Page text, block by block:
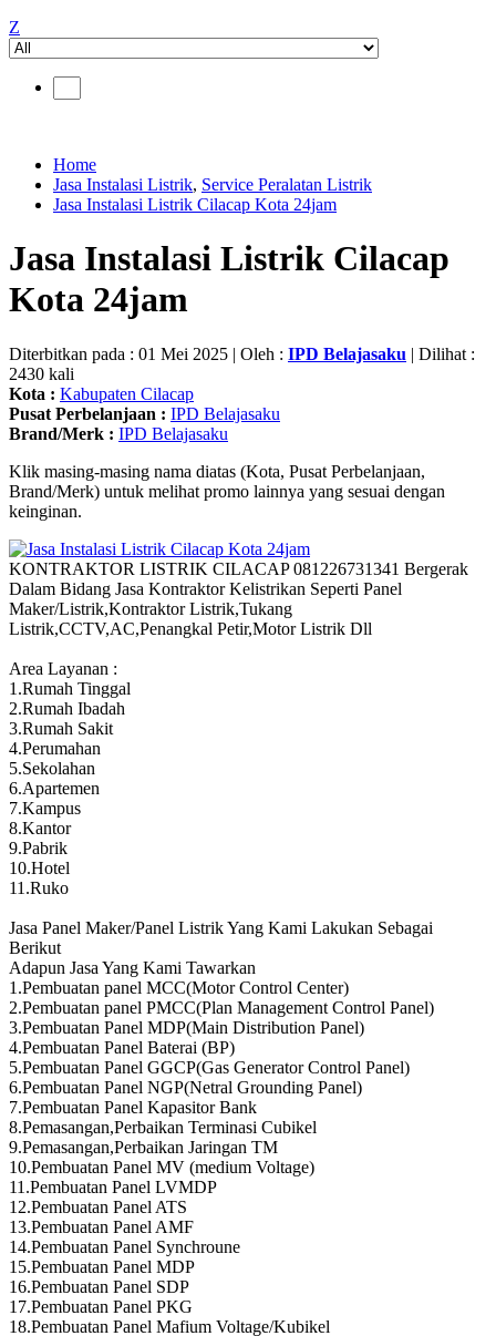
Z
Home
Jasa Instalasi Listrik, Service Peralatan Listrik
Jasa Instalasi Listrik Cilacap Kota 24jam
Jasa Instalasi Listrik Cilacap
Kota 24jam
Diterbitkan pada : 01 Mei 2025 | Oleh : IPD Belajasaku | Dilihat :
2430 kali
Kota : Kabupaten Cilacap
Pusat Perbelanjaan : IPD Belajasaku
Brand/Merk : IPD Belajasaku
Klik masing-masing nama diatas (Kota, Pusat Perbelanjaan,
Brand/Merk) untuk melihat promo lainnya yang sesuai dengan
keinginan.
KONTRAKTOR LISTRIK CILACAP 081226731341 Bergerak
Dalam Bidang Jasa Kontraktor Kelistrikan Seperti Panel
Maker/Listrik,Kontraktor Listrik,Tukang
Listrik,CCTV,AC,Penangkal Petir,Motor Listrik Dll
Area Layanan :
1.Rumah Tinggal
2.Rumah Ibadah
3.Rumah Sakit
4.Perumahan
5.Sekolahan
6.Apartemen
7.Kampus
8.Kantor
9.Pabrik
10.Hotel
11.Ruko
Jasa Panel Maker/Panel Listrik Yang Kami Lakukan Sebagai
Berikut
Adapun Jasa Yang Kami Tawarkan
1.Pembuatan panel MCC(Motor Control Center)
2.Pembuatan panel PMCC(Plan Management Control Panel)
3.Pembuatan Panel MDP(Main Distribution Panel)
4.Pembuatan Panel Baterai (BP)
5.Pembuatan Panel GGCP(Gas Generator Control Panel)
6.Pembuatan Panel NGP(Netral Grounding Panel)
7.Pembuatan Panel Kapasitor Bank
8.Pemasangan,Perbaikan Terminasi Cubikel
9.Pemasangan,Perbaikan Jaringan TM
10.Pembuatan Panel MV (medium Voltage)
11.Pembuatan Panel LVMDP
12.Pembuatan Panel ATS
13.Pembuatan Panel AMF
14.Pembuatan Panel Synchroune
15.Pembuatan Panel MDP
16.Pembuatan Panel SDP
17.Pembuatan Panel PKG
18.Pembuatan Panel Mafium Voltage/Kubikel